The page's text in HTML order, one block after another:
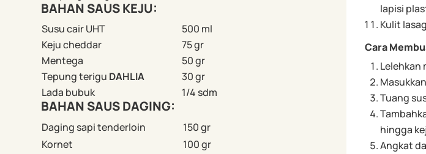
BAHAN SAUS KEJU:
Susu cair UHT
500 ml
Keju cheddar
75 gr
Mentega
50 gr
Tepung terigu DAHLIA
30 gr
Lada bubuk
1/4 sdm
BAHAN SAUS DAGING:
Daging sapi tenderloin
150 gr
Kornet
100 gr
lapisi
Kulit
Cara
Lelehkan
Tuang
hingga
Angkat